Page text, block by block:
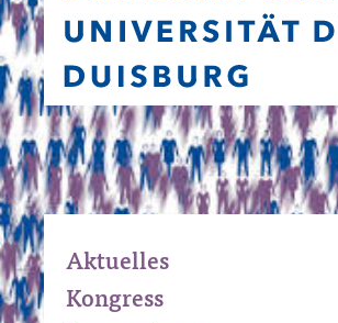
Aktuelles
Kongress